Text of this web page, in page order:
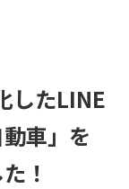
したLINE
車」を
！